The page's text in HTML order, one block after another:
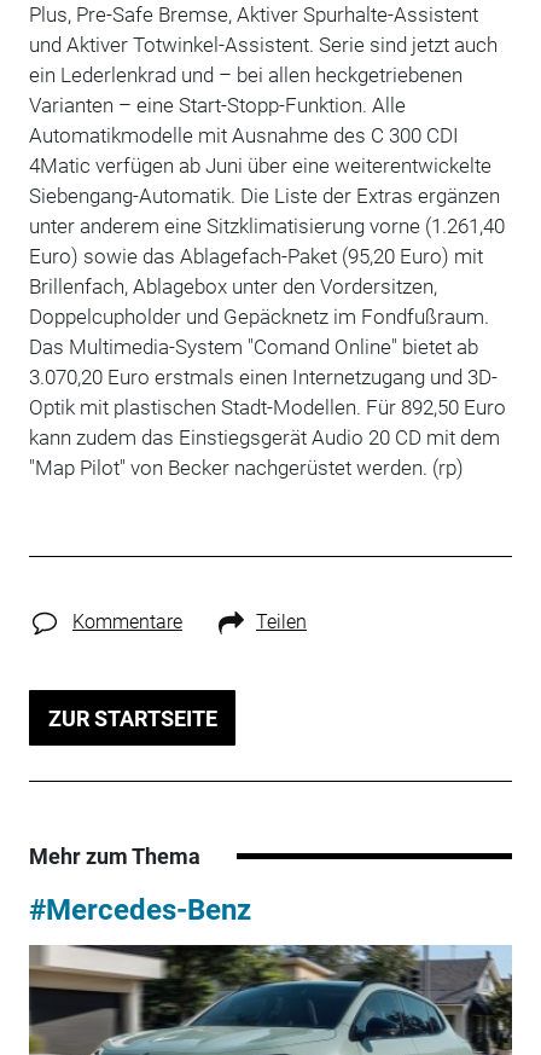
Plus, Pre-Safe Bremse, Aktiver Spurhalte-Assistent
und Aktiver Totwinkel-Assistent. Serie sind jetzt auch
ein Lederlenkrad und – bei allen heckgetriebenen
Varianten – eine Start-Stopp-Funktion. Alle
Automatikmodelle mit Ausnahme des C 300 CDI
4Matic verfügen ab Juni über eine weiterentwickelte
Siebengang-Automatik. Die Liste der Extras ergänzen
unter anderem eine Sitzklimatisierung vorne (1.261,40
Euro) sowie das Ablagefach-Paket (95,20 Euro) mit
Brillenfach, Ablagebox unter den Vordersitzen,
Doppelcupholder und Gepäcknetz im Fondfußraum.
Das Multimedia-System "Comand Online" bietet ab
3.070,20 Euro erstmals einen Internetzugang und 3D-
Optik mit plastischen Stadt-Modellen. Für 892,50 Euro
kann zudem das Einstiegsgerät Audio 20 CD mit dem
"Map Pilot" von Becker nachgerüstet werden. (rp)
Kommentare Teilen
ZUR STARTSEITE
Mehr zum Thema
#Mercedes-Benz